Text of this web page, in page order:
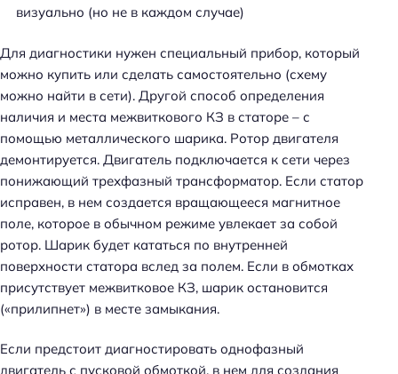
визуально (но не в каждом случае)
Для диагностики нужен специальный прибор, который
можно купить или сделать самостоятельно (схему
можно найти в сети). Другой способ определения
наличия и места межвиткового КЗ в статоре – с
помощью металлического шарика. Ротор двигателя
демонтируется. Двигатель подключается к сети через
понижающий трехфазный трансформатор. Если статор
исправен, в нем создается вращающееся магнитное
поле, которое в обычном режиме увлекает за собой
ротор. Шарик будет кататься по внутренней
поверхности статора вслед за полем. Если в обмотках
присутствует межвитковое КЗ, шарик остановится
(«прилипнет») в месте замыкания.
Если предстоит диагностировать однофазный
двигатель с пусковой обмоткой, в нем для создания